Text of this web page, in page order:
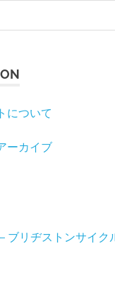
について
ーカイブ
ブリヂストンサイク